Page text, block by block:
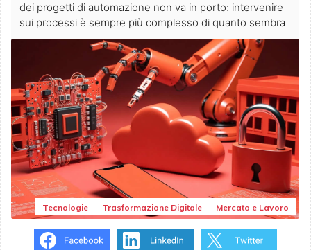
dei progetti di automazione non va in porto: intervenire
sui processi è sempre più complesso di quanto sembra
Tecnologie Trasformazione Digitale Mercato e Lavoro